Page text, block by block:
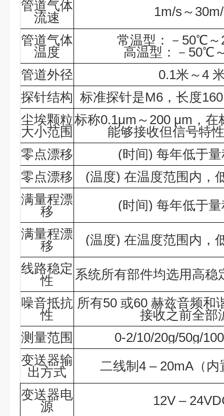
管道气体
流速
1m/s～
管道气体
温度
常温型：－50℃
高温型：－50℃
管道外径
0.1米～4
探针结构 标准探针是M6，长度
尘埃颗粒
大小范围
标称0.1μm～200 μm，在
能够接收但信号特
零点漂移
(时间) 每年低于
零点漂移
(温度) 在温度范围内，
满量程漂
移
(时间) 每年低于
满量程漂
移
(温度) 在温度范围内，
线路稳定
性
系统所有部件均选用高稳
噪音抵抗
性
所有50 或60 赫兹音频和
接收之前全部
测量范围
0-2/10/20g/50g/
变送器输
出方式
二线制4 – 20mA（内
变送器电
源
12V –